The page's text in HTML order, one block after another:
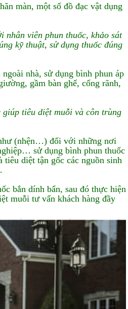
màn, một số đồ đạc vật dụng
nhân viên phun thuốc, khảo sát
kỹ thuật, sử dụng thuốc đúng
nhà, sử dụng bình phun áp
gầm bàn ghế, cống rãnh,
tiêu diệt muỗi và côn trùng
(nhện…) đối với những nơi
sử dụng bình phun thuốc
diệt tận gốc các nguồn sinh
bắn dính bẩn, sau đó thực hiện
muỗi tư vấn khách hàng đầy